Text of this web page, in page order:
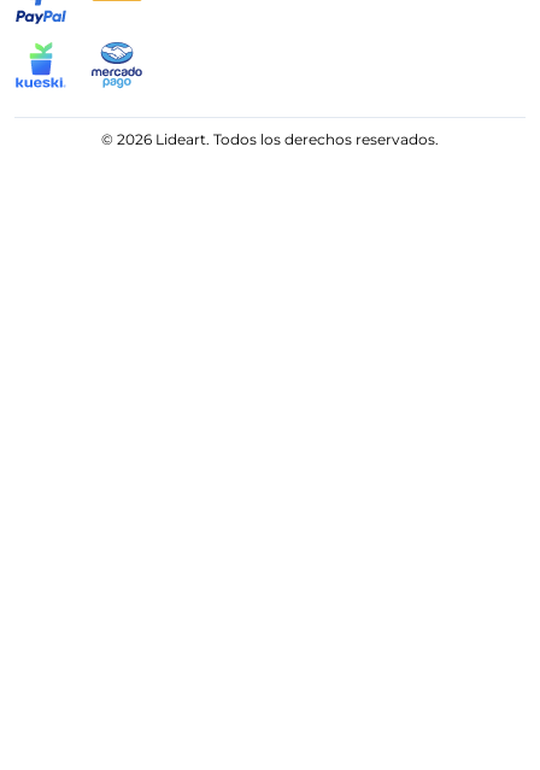
© 2026 Lideart. Todos los derechos reservados.